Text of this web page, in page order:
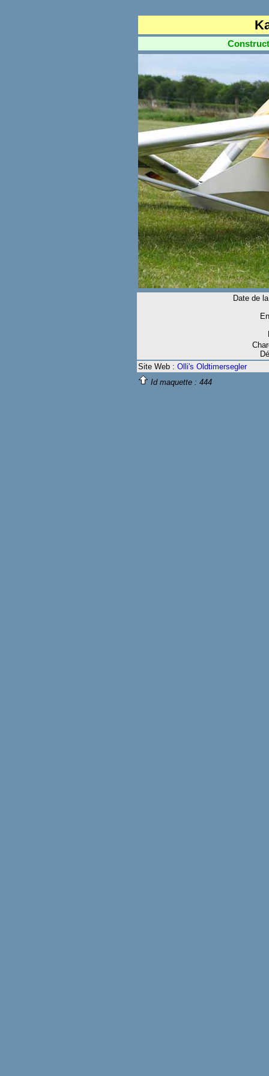
Date de
Site Web : Olli's Oldtimersegler
Id maquette : 444